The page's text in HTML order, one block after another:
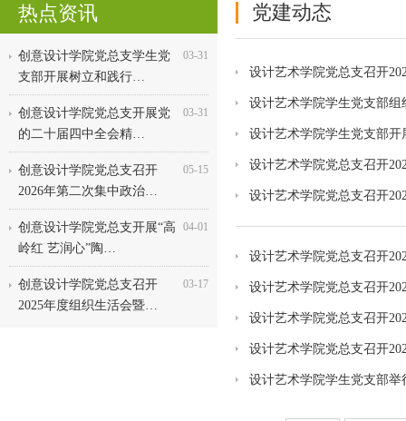
热点资讯
03-31
创意设计学院党总支学生党
支部开展树立和践行…
03-31
创意设计学院党总支开展党
的二十届四中全会精…
05-15
创意设计学院党总支召开
2026年第二次集中政治…
04-01
创意设计学院党总支开展“高
岭红 艺润心”陶…
03-17
创意设计学院党总支召开
2025年度组织生活会暨…
党建动态
设计艺术学院党总支召开
设计艺术学院学生党支部
设计艺术学院学生党支部
设计艺术学院党总支召开
设计艺术学院党总支召开
设计艺术学院党总支召开
设计艺术学院党总支召开
设计艺术学院党总支召开
设计艺术学院党总支召开
设计艺术学院学生党支部举